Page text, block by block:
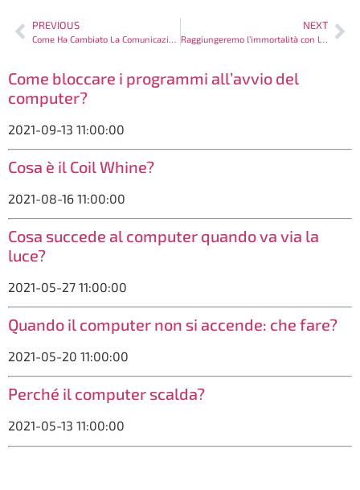
PREVIOUS
Come Ha Cambiato La Comunicazione Internet?
NEXT
Raggiungeremo l’immortalità con la Scienza?
Come bloccare i programmi all’avvio del
computer?
2021-09-13 11:00:00
Cosa è il Coil Whine?
2021-08-16 11:00:00
Cosa succede al computer quando va via la
luce?
2021-05-27 11:00:00
Quando il computer non si accende: che fare?
2021-05-20 11:00:00
Perché il computer scalda?
2021-05-13 11:00:00